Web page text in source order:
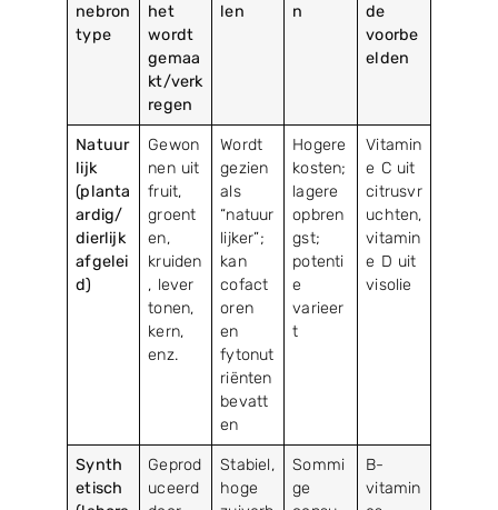
nebron
type
het
wordt
gemaa
kt/verk
regen
len
n
de
voorbe
elden
Natuur
lijk
(planta
ardig/
dierlijk
afgelei
d)
Gewon
nen uit
fruit,
groent
en,
kruiden
, lever
tonen,
kern,
enz.
Wordt
gezien
als
“natuur
lijker”;
kan
cofact
oren
en
fytonut
riënten
bevatt
en
Hogere
kosten;
lagere
opbren
gst;
potenti
e
varieer
t
Vitamin
e C uit
citrusvr
uchten,
vitamin
e D uit
visolie
Synth
etisch
Geprod
uceerd
Stabiel,
hoge
Sommi
ge
B-
vitamin